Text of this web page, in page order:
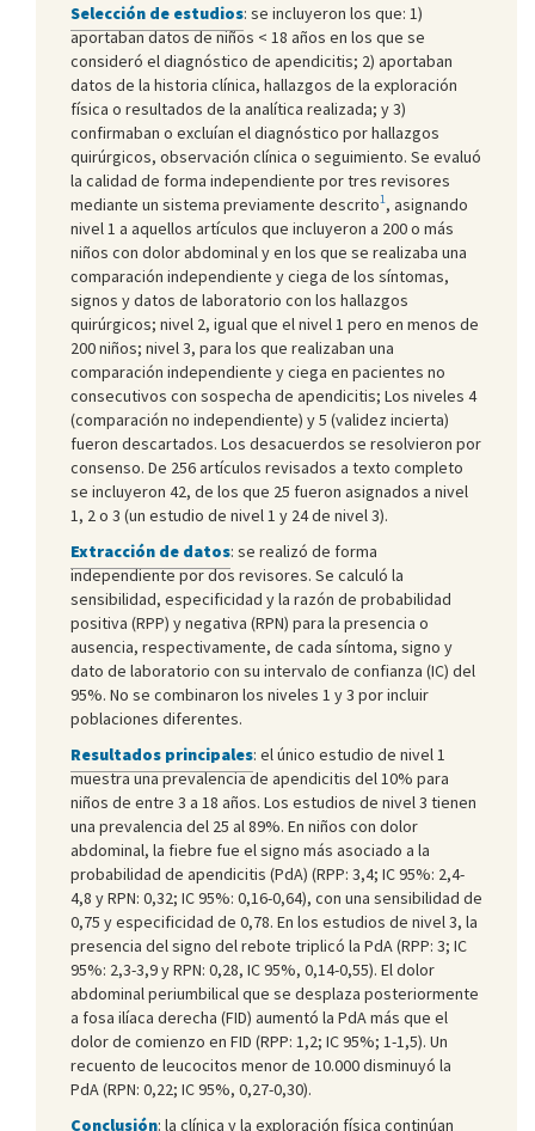
Selección de estudios: se incluyeron los que: 1)
aportaban datos de niños < 18 años en los que se
consideró el diagnóstico de apendicitis; 2) aportaban
datos de la historia clínica, hallazgos de la exploración
física o resultados de la analítica realizada; y 3)
confirmaban o excluían el diagnóstico por hallazgos
quirúrgicos, observación clínica o seguimiento. Se evaluó
la calidad de forma independiente por tres revisores
mediante un sistema previamente descrito1, asignando
nivel 1 a aquellos artículos que incluyeron a 200 o más
niños con dolor abdominal y en los que se realizaba una
comparación independiente y ciega de los síntomas,
signos y datos de laboratorio con los hallazgos
quirúrgicos; nivel 2, igual que el nivel 1 pero en menos de
200 niños; nivel 3, para los que realizaban una
comparación independiente y ciega en pacientes no
consecutivos con sospecha de apendicitis; Los niveles 4
(comparación no independiente) y 5 (validez incierta)
fueron descartados. Los desacuerdos se resolvieron por
consenso. De 256 artículos revisados a texto completo
se incluyeron 42, de los que 25 fueron asignados a nivel
1, 2 o 3 (un estudio de nivel 1 y 24 de nivel 3).
Extracción de datos: se realizó de forma
independiente por dos revisores. Se calculó la
sensibilidad, especificidad y la razón de probabilidad
positiva (RPP) y negativa (RPN) para la presencia o
ausencia, respectivamente, de cada síntoma, signo y
dato de laboratorio con su intervalo de confianza (IC) del
95%. No se combinaron los niveles 1 y 3 por incluir
poblaciones diferentes.
Resultados principales: el único estudio de nivel 1
muestra una prevalencia de apendicitis del 10% para
niños de entre 3 a 18 años. Los estudios de nivel 3 tienen
una prevalencia del 25 al 89%. En niños con dolor
abdominal, la fiebre fue el signo más asociado a la
probabilidad de apendicitis (PdA) (RPP: 3,4; IC 95%: 2,4-
4,8 y RPN: 0,32; IC 95%: 0,16-0,64), con una sensibilidad de
0,75 y especificidad de 0,78. En los estudios de nivel 3, la
presencia del signo del rebote triplicó la PdA (RPP: 3; IC
95%: 2,3-3,9 y RPN: 0,28, IC 95%, 0,14-0,55). El dolor
abdominal periumbilical que se desplaza posteriormente
a fosa ilíaca derecha (FID) aumentó la PdA más que el
dolor de comienzo en FID (RPP: 1,2; IC 95%; 1-1,5). Un
recuento de leucocitos menor de 10.000 disminuyó la
PdA (RPN: 0,22; IC 95%, 0,27-0,30).
Conclusión: la clínica y la exploración física continúan